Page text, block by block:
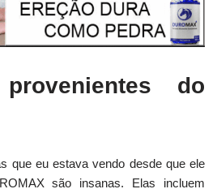
do
que eu estava vendo desde que ele
são insanas. Elas incluem